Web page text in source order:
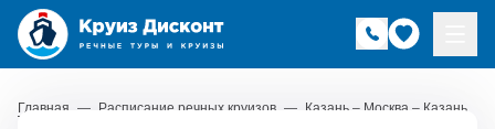
Главная — Расписание речных круизов — Казань – Москва – Казань